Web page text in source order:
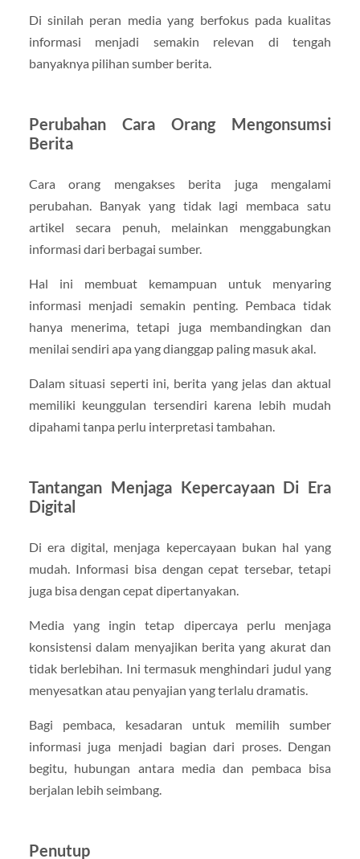
Di sinilah peran media yang berfokus pada kualitas
informasi menjadi semakin relevan di tengah
banyaknya pilihan sumber berita.
Perubahan Cara Orang Mengonsumsi
Berita
Cara orang mengakses berita juga mengalami
perubahan. Banyak yang tidak lagi membaca satu
artikel secara penuh, melainkan menggabungkan
informasi dari berbagai sumber.
Hal ini membuat kemampuan untuk menyaring
informasi menjadi semakin penting. Pembaca tidak
hanya menerima, tetapi juga membandingkan dan
menilai sendiri apa yang dianggap paling masuk akal.
Dalam situasi seperti ini, berita yang jelas dan aktual
memiliki keunggulan tersendiri karena lebih mudah
dipahami tanpa perlu interpretasi tambahan.
Tantangan Menjaga Kepercayaan Di Era
Digital
Di era digital, menjaga kepercayaan bukan hal yang
mudah. Informasi bisa dengan cepat tersebar, tetapi
juga bisa dengan cepat dipertanyakan.
Media yang ingin tetap dipercaya perlu menjaga
konsistensi dalam menyajikan berita yang akurat dan
tidak berlebihan. Ini termasuk menghindari judul yang
menyesatkan atau penyajian yang terlalu dramatis.
Bagi pembaca, kesadaran untuk memilih sumber
informasi juga menjadi bagian dari proses. Dengan
begitu, hubungan antara media dan pembaca bisa
berjalan lebih seimbang.
Penutup